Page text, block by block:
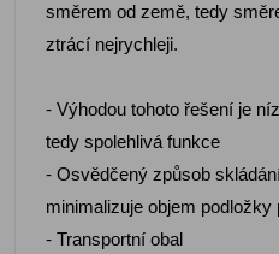
směrem od země, tedy
ztrácí nejrychleji.
- Výhodou tohoto řešení je
tedy spolehlivá funkce
- Osvědčený způsob
minimalizuje objem podložky
- Transportní obal